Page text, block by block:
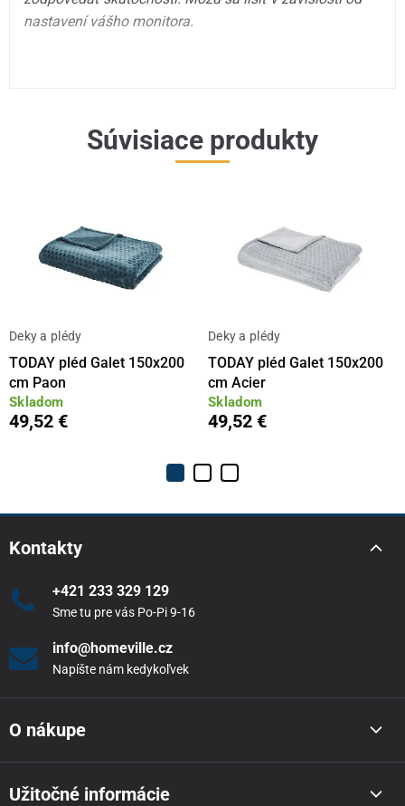
nastavení vášho monitora.
Súvisiace produkty
Deky a plédy
TODAY pléd Galet 150x200
cm Paon
Skladom
49,52 €
Deky a plédy
TODAY pléd Galet 150x200
cm Acier
Skladom
49,52 €
Kontakty
+421 233 329 129
Sme tu pre vás Po-Pi 9-16
info@homeville.cz
Napíšte nám kedykoľvek
O nákupe
Užitočné informácie